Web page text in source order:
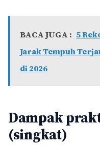
BACA JUGA : 5
Jarak Tempuh
di 2026
Dampak
(singkat)